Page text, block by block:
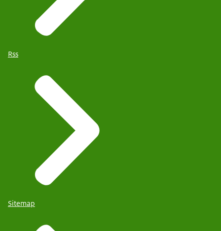
Rss
Sitemap